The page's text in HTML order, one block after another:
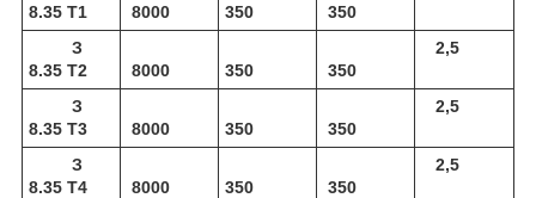
8.35 Т1
8000 350 350
З
8.35 Т2
8000 350 350
2,5
З
8.35 Т3
8000 350 350
2,5
З
8.35 Т4
8000 350 350
2,5